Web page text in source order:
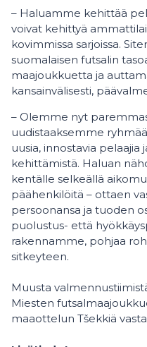
– Haluamme kehittää
voivat kehittyä
kovimmissa sarjoissa.
suomalaisen futsalin
maajoukkuetta ja
kansainvälisesti,
– Olemme nyt
uudistaaksemme
uusia, innostavia
kehittämistä. Haluan
kentälle selkeällä
päähenkilöitä – ottaen
persoonansa ja tuoden
puolustus- että
rakennamme, pohjaa
sitkeyteen.
Muusta
Miesten
maaottelun Tšekkiä